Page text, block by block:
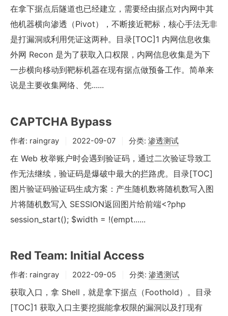
在拿下据点后隧道也已经建立，需要经由据点对内网中其
他机器横向渗透（Pivot），不断接近靶标，核心手法无非
是打漏洞或利用凭证这两种。目录[TOC]1 内网信息收集
外网 Recon 是为了获取入口权限，内网信息收集是为下
一步横向移动到靶标机器在现有据点做预备工作。简单来
说是主要收集网络、凭......
CAPTCHA Bypass
作者: raingray 2022-09-07 分类: 渗透测试
在 Web 枚举账户时会遇到验证码，通过二次验证导致工
作无法继续，验证码是爆破中最大的拦路虎。目录[TOC]
图片验证码验证码生成方案：产生随机数将随机数写入图
片将随机数写入 SESSION返回图片给前端<?php
session_start(); $width = !(empt......
Red Team: Initial Access
作者: raingray 2022-09-05 分类: 渗透测试
获取入口，拿 Shell，就是拿下据点（Foothold）。目录
[TOC]1 获取入口主要挖掘能拿权限的漏洞以及打现有